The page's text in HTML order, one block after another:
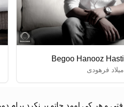
Begoo Hanooz Hasti
میلاد فرهودی